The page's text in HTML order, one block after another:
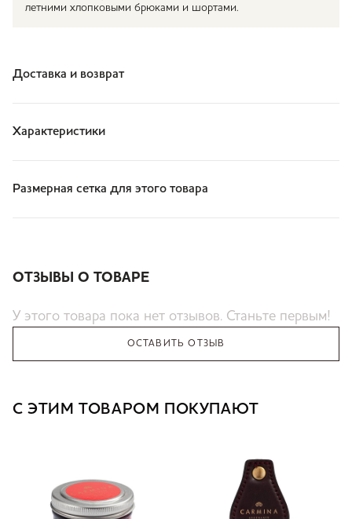
летними хлопковыми брюками и шортами.
Доставка и возврат
Характеристики
Размерная сетка для этого товара
ОТЗЫВЫ О ТОВАРЕ
У этого товара пока нет отзывов. Станьте первым!
ОСТАВИТЬ ОТЗЫВ
С ЭТИМ ТОВАРОМ ПОКУПАЮТ